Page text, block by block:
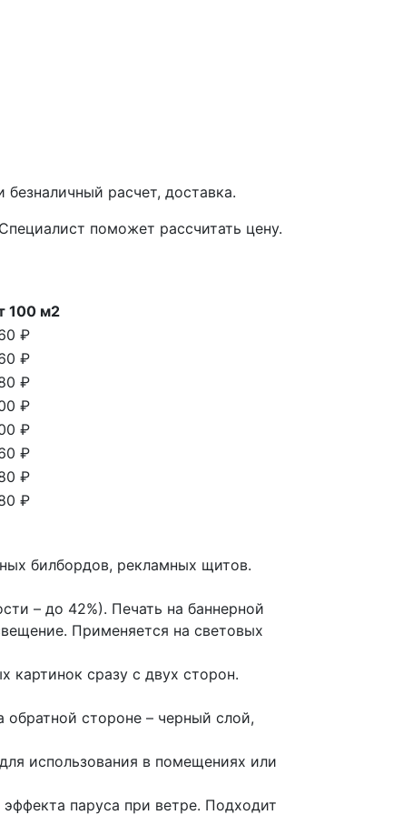
расчет, доставка.
поможет рассчитать цену.
100 м2
₽
₽
₽
₽
₽
₽
₽
₽
билбордов, рекламных щитов.
– до 42%). Печать на баннерной
Применяется на световых
картинок сразу с двух сторон.
обратной стороне – черный слой,
использования в помещениях или
паруса при ветре. Подходит